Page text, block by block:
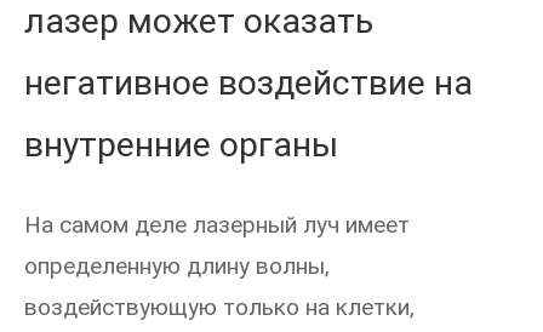
лазер может оказать
негативное воздействие на
внутренние органы
На самом деле лазерный луч имеет
определенную длину волны,
воздействующую только на клетки,